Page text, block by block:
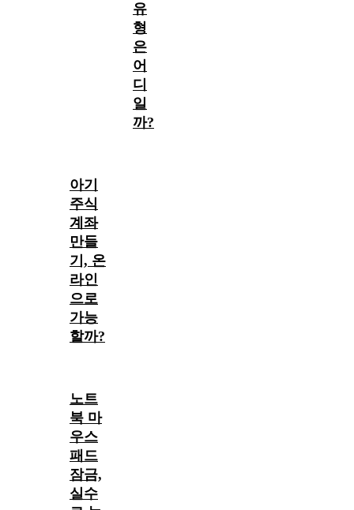
유
형
은
어
디
일
까?
아기
주식
계좌
만들
기, 온
라인
으로
가능
할까?
노트
북 마
우스
패드
잠금,
실수